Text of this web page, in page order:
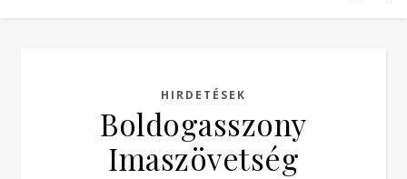
HIRDETÉSEK
Boldogasszony
Imaszövetség